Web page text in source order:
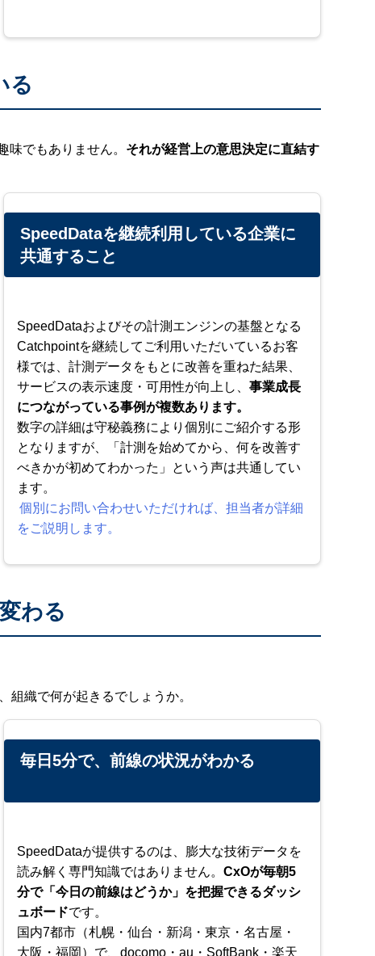
る
でもありません。 それが経営上の意思決定に直結す
SpeedDataを継続利用している企業に
共通すること
SpeedDataおよびその計測エンジンの基盤となる
Catchpointを継続してご利用いただいているお客
様では、計測データをもとに改善を重ねた結果、
サービスの表示速度・可用性が向上し、 事業成長
につながっている事例が複数あります。
数字の詳細は守秘義務により個別にご紹介する形
となりますが、「計測を始めてから、何を改善す
べきかが初めてわかった」という声は共通してい
ます。
個別にお問い合わせいただければ、担当者が詳細
をご説明します。
わる
織で何が起きるでしょうか。
毎日5分で、前線の状況がわかる
SpeedDataが提供するのは、膨大な技術データを
読み解く専門知識ではありません。 CxOが毎朝5
分で「今日の前線はどうか」を把握できるダッシ
ュボードです。
国内7都市（札幌・仙台・新潟・東京・名古屋・
大阪・福岡）で、docomo・au・SoftBank・楽天